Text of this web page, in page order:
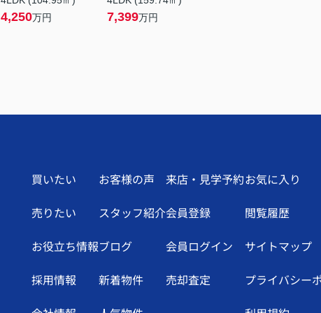
4,250万円 7,399万円
買いたい
売りたい
お役立ち情報
採用情報
お客様の声
スタッフ紹介
ブログ
新着物件
来店・見学予約
会員登録
会員ログイン
売却査定
お気に入り
閲覧履歴
サイトマップ
プライバシー